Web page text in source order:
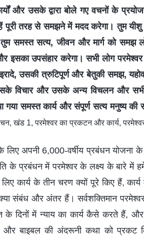
और उसके द्वारा बोले गए वचनों के
तरह से समझने में मदद करेगा। तुम यीशु
समस्त सत्य, जीवन और मार्ग को समझ
इसका उपसंहार करेगा। सभी लोग
उसकी त्रुटिपूर्ण और बेतुकी समझ,
विचार और उसके अन्य विचलन और
गया समस्त कार्य और संपूर्ण सत्य मनुष्य
खंड 1, परमेश्वर का प्रकटन और कार्य,
के लिए अपनी 6,000-वर्षीय प्रबंधन योजना
के प्रबंधन में परमेश्वर के लक्ष्य के बारे में
लिए कार्य के तीन चरण क्यों पूरे किए हैं,
और अंतर हैं। सर्वशक्तिमान परमेश्वर
के दिनों में न्याय का कार्य कैसे करते हैं, और
और बाइबल की अंदरूनी कथा को प्रकट